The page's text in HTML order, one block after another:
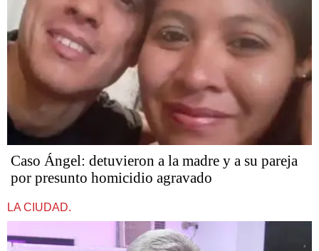
Caso Ángel: detuvieron a la madre y a su pareja
por presunto homicidio agravado
LA CIUDAD.